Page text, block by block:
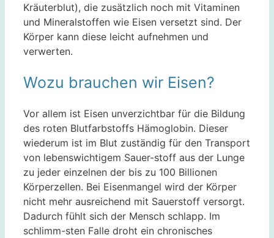
Kräuterblut), die zusätzlich noch mit Vitaminen
und Mineralstoffen wie Eisen versetzt sind. Der
Körper kann diese leicht aufnehmen und
verwerten.
Wozu brauchen wir Eisen?
Vor allem ist Eisen unverzichtbar für die Bildung
des roten Blutfarbstoffs Hämoglobin. Dieser
wiederum ist im Blut zuständig für den Transport
von lebenswichtigem Sauer-stoff aus der Lunge
zu jeder einzelnen der bis zu 100 Billionen
Körperzellen. Bei Eisenmangel wird der Körper
nicht mehr ausreichend mit Sauerstoff versorgt.
Dadurch fühlt sich der Mensch schlapp. Im
schlimm-sten Falle droht ein chronisches